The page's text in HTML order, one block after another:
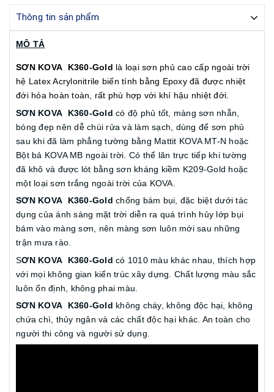
Thông tin sản phẩm
MÔ TẢ
SƠN KOVA K360-Gold là loại sơn phủ cao cấp ngoài trời
hệ Latex Acrylonitrile biến tính bằng Epoxy đã được nhiệt
đới hóa hoàn toàn, rất phù hợp với khí hậu nhiệt đới.
SƠN KOVA K360-Gold có độ phủ tốt, màng sơn nhẵn,
bóng đẹp nên dễ chùi rửa và làm sạch, dùng để sơn phủ
sau khi đã làm phẳng tường bằng Mattit KOVA MT-N hoặc
Bột bả KOVA MB ngoài trời. Có thể lăn trực tiếp khi tường
đã khô và được lót bằng sơn kháng kiềm K209-Gold hoặc
một loại sơn trắng ngoài trời của KOVA.
SƠN KOVA K360-Gold chống bám bụi, đặc biệt dưới tác
dụng của ánh sáng mặt trời diễn ra quá trình hủy lớp bụi
bám vào màng sơn, nên màng sơn luôn mới sau những
trận mưa rào.
SƠN KOVA K360-Gold có 1010 màu khác nhau, thích hợp
với mọi không gian kiến trúc xây dựng. Chất lượng màu sắc
luôn ổn định, không phai màu.
SƠN KOVA K360-Gold không cháy, không độc hại, không
chứa chì, thủy ngân và các chất độc hại khác. An toàn cho
người thi công và người sử dụng.